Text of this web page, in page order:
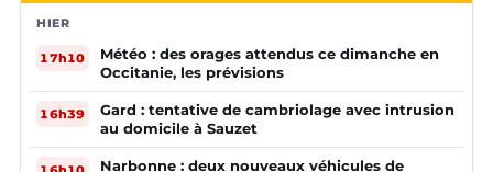
HIER
17h10
Météo : des orages attendus ce dimanche en
Occitanie, les prévisions
16h39
Gard : tentative de cambriolage avec intrusion
au domicile à Sauzet
Narbonne : deux nouveaux véhicules de